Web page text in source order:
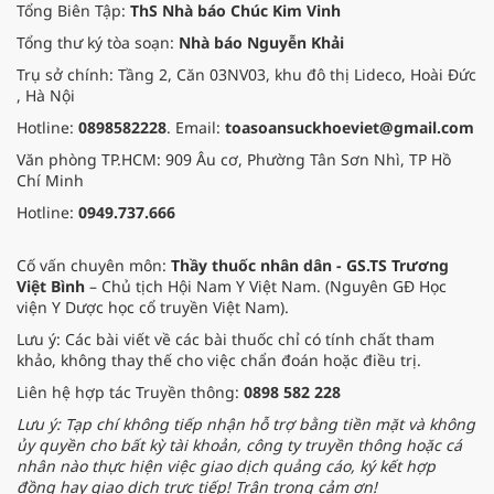
Tổng Biên Tập: ThS Nhà báo Chúc Kim Vinh
Tổng thư ký tòa soạn: Nhà báo Nguyễn Khải
Trụ sở chính: Tầng 2, Căn 03NV03, khu đô thị Lideco, Hoài Đức
, Hà Nội
Hotline: 0898582228. Email: toasoansuckhoeviet@gmail.com
Văn phòng TP.HCM: 909 Âu cơ, Phường Tân Sơn Nhì, TP Hồ
Chí Minh
Hotline: 0949.737.666
Cố vấn chuyên môn: Thầy thuốc nhân dân - GS.TS Trương
Việt Bình – Chủ tịch Hội Nam Y Việt Nam. (Nguyên GĐ Học
viện Y Dược học cổ truyền Việt Nam).
Lưu ý: Các bài viết về các bài thuốc chỉ có tính chất tham
khảo, không thay thế cho việc chẩn đoán hoặc điều trị.
Liên hệ hợp tác Truyền thông: 0898 582 228
Lưu ý: Tạp chí không tiếp nhận hỗ trợ bằng tiền mặt và không
ủy quyền cho bất kỳ tài khoản, công ty truyền thông hoặc cá
nhân nào thực hiện việc giao dịch quảng cáo, ký kết hợp
đồng hay giao dịch trực tiếp! Trân trọng cảm ơn!